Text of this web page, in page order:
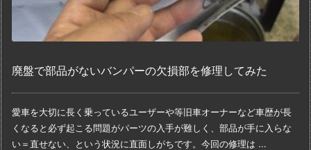
廃盤で部品がないバンパーの欠損部を修理してみた
愛車を大切に長く乗っているユーザーや等旧車オーナーなど車歴が長
くなると必ず起こる問題がパーツの入手が難しく、部品が手に入らな
い＝直せない、
という状況に直面しがちです。 今回の修理は ...